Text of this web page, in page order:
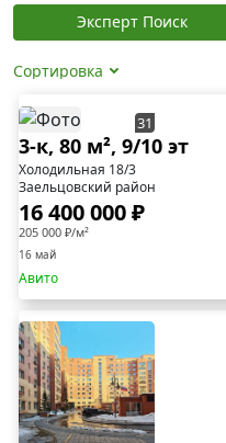
Эксперт Поиск
Сортировка
31
3-к, 80 м², 9/10 эт
Холодильная 18/3
Заельцовский район
16 400 000 ₽
205 000 ₽/м²
16 май
Авито